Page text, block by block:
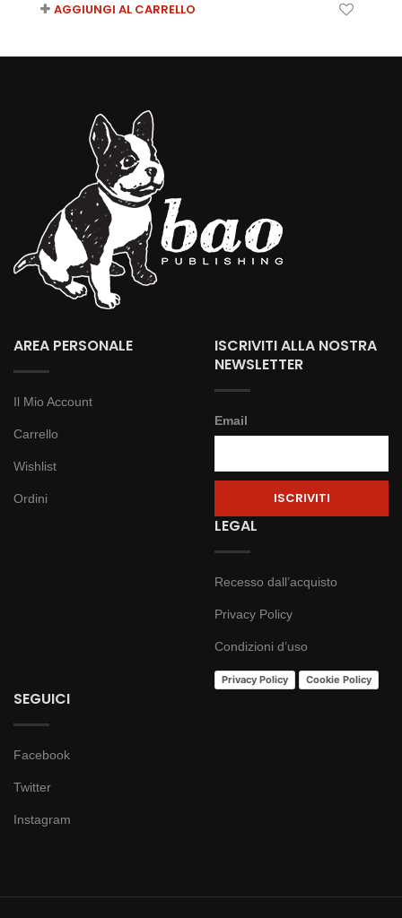
AGGIUNGI AL CARRELLO
AREA PERSONALE
Il Mio Account
Carrello
Wishlist
Ordini
ISCRIVITI ALLA NOSTRA
NEWSLETTER
Email
LEGAL
Recesso dall’acquisto
Privacy Policy
Condizioni d’uso
Privacy Policy Cookie Policy
SEGUICI
Facebook
Twitter
Instagram